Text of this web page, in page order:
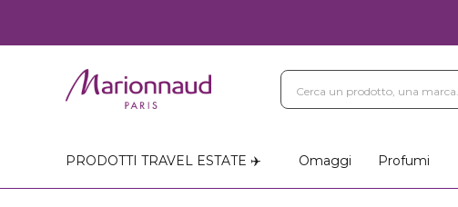
PRODOTTI TRAVEL ESTATE ✈️ Omaggi Profumi